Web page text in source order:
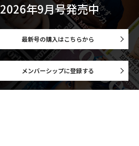
2026年9月号発売中
最新号の購入はこちらから
メンバーシップに登録する